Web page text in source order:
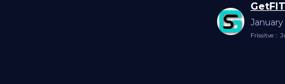
January
Frissítve :